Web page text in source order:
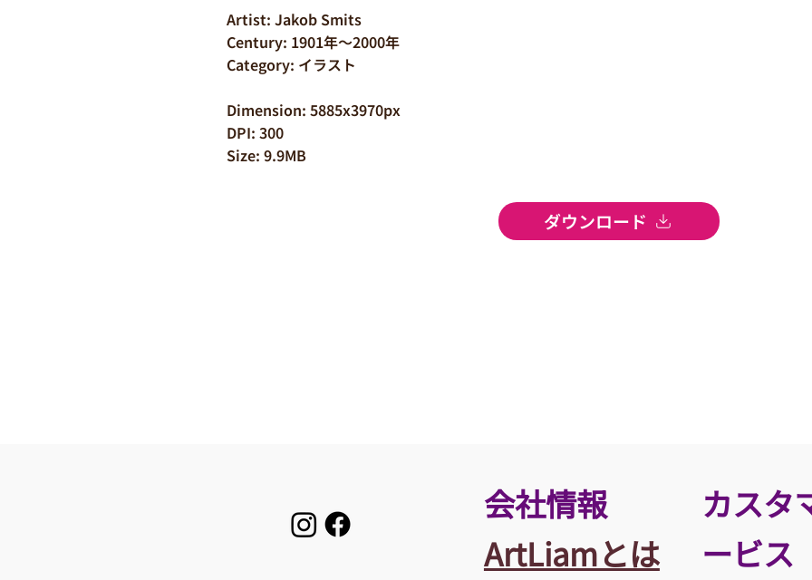
Artist: Jakob Smits
Century: 1901年～2000年
Category: イラスト
Dimension: 5885x3970px
DPI: 300
Size: 9.9MB
ダウンロード
​会社情報
ArtLiamとは
カスタ
ービス